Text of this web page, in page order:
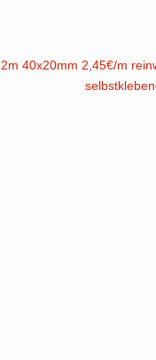
40x20mm 2,45€/m